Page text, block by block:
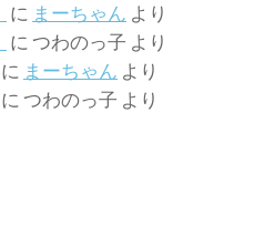
に まーちゃん より
に つわのっ子 より
に まーちゃん より
に つわのっ子 より